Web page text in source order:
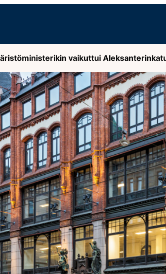
vaikuttui